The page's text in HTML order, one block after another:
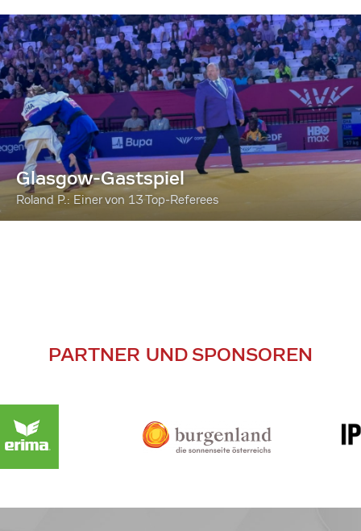
Glasgow-Gastspiel
Roland P.: Einer von 13 Top-Referees
PARTNER UND SPONSOREN